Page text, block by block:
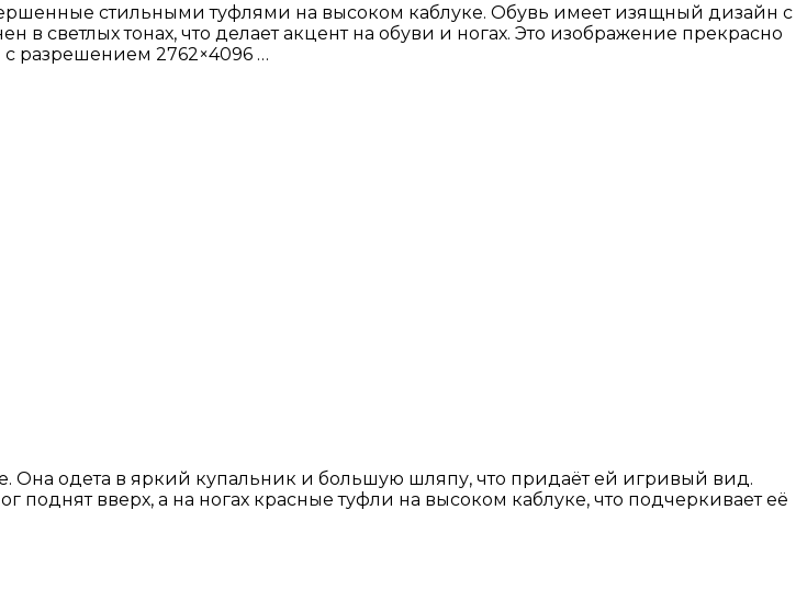
стильными туфлями на высоком каблуке. Обувь имеет изящный дизайн с
тонах, что делает акцент на обуви и ногах. Это изображение прекрасно
с разрешением 2762×4096 …
одета в яркий купальник и большую шляпу, что придаёт ей игривый вид.
вверх, а на ногах красные туфли на высоком каблуке, что подчеркивает её